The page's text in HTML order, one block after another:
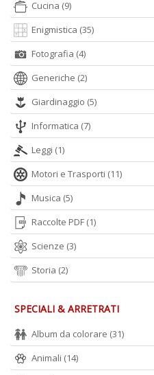
Cucina (9)
Enigmistica (35)
Fotografia (4)
Generiche (2)
Giardinaggio (5)
Informatica (7)
Leggi (1)
Motori e Trasporti (11)
Musica (5)
Raccolte PDF (1)
Scienze (3)
Storia (2)
SPECIALI & ARRETRATI
Album da colorare (31)
Animali (14)